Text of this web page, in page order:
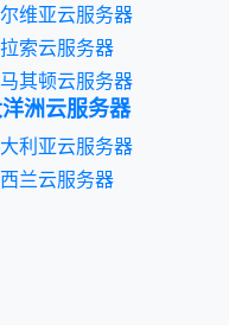
维亚云服务器
索云服务器
其顿云服务器
洲云服务器
利亚云服务器
兰云服务器